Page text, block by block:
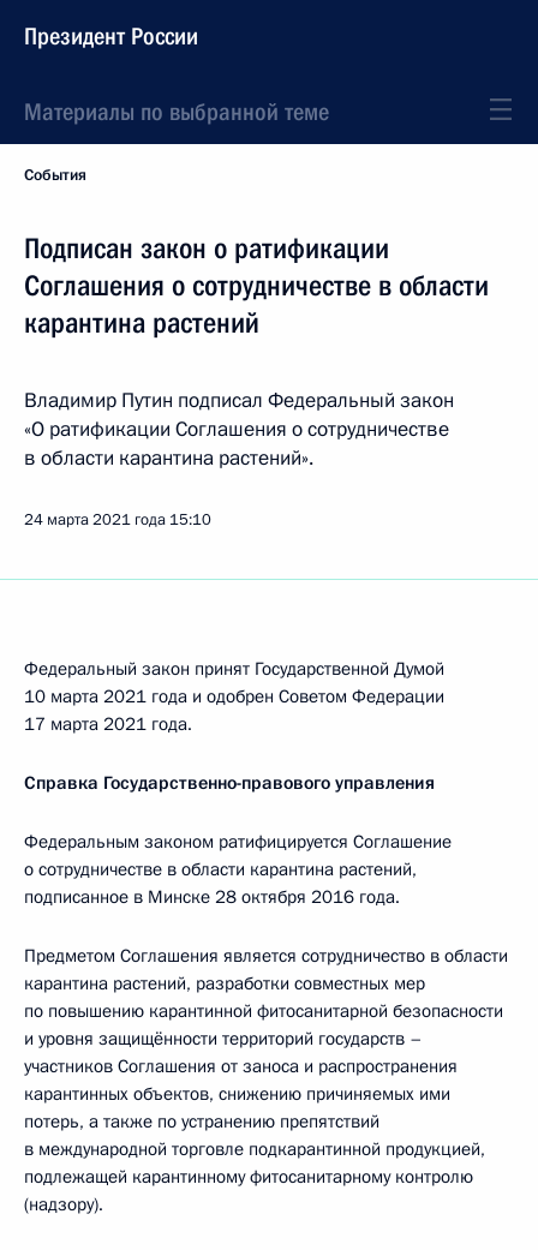
Президент России
Материалы по выбранной теме
События
Подписан закон о ратификации
Соглашения о сотрудничестве в области
карантина растений
Владимир Путин подписал Федеральный закон
«О ратификации Соглашения о сотрудничестве
в области карантина растений».
24 марта 2021 года 15:10
Федеральный закон принят Государственной Думой
10 марта 2021 года и одобрен Советом Федерации
17 марта 2021 года.
Справка Государственно-правового управления
Федеральным законом ратифицируется Соглашение
о сотрудничестве в области карантина растений,
подписанное в Минске 28 октября 2016 года.
Предметом Соглашения является сотрудничество в области
карантина растений, разработки совместных мер
по повышению карантинной фитосанитарной безопасности
и уровня защищённости территорий государств –
участников Соглашения от заноса и распространения
карантинных объектов, снижению причиняемых ими
потерь, а также по устранению препятствий
в международной торговле подкарантинной продукцией,
подлежащей карантинному фитосанитарному контролю
(надзору).